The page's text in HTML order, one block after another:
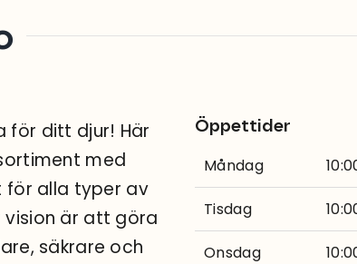
för ditt djur! Här
med
för alla typer av
vision är att göra
säkrare och
Öppettider
Måndag
Tisdag
Onsdag